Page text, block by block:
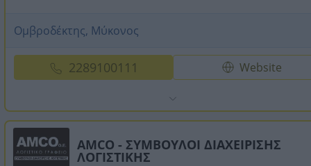
Ομβροδέκτης, Μύκονος
2289100111 Website
AMCO - ΣΥΜΒΟΥΛΟΙ ΔΙΑΧΕΙΡΙΣΗΣ
ΛΟΓΙΣΤΙΚΗΣ